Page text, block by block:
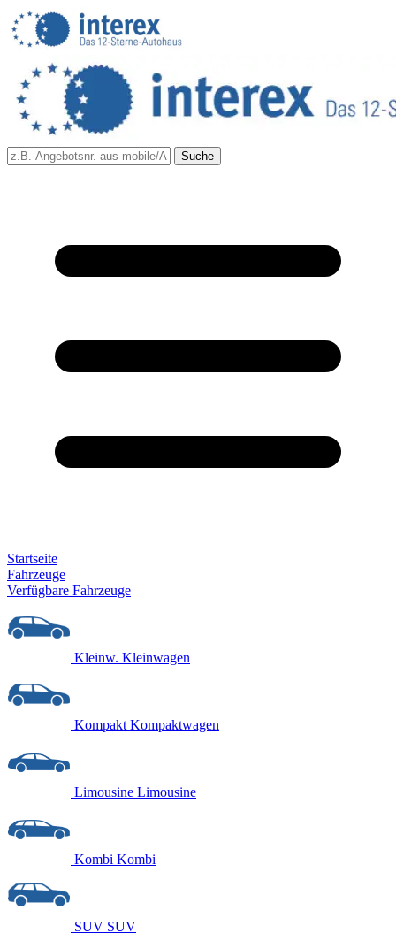
Suche
Startseite
Fahrzeuge
Verfügbare Fahrzeuge
Kleinw. Kleinwagen
Kompakt Kompaktwagen
Limousine Limousine
Kombi Kombi
SUV SUV